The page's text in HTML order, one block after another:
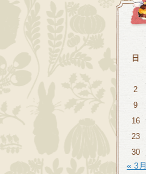
日
2
9
16
23
30
« 3月